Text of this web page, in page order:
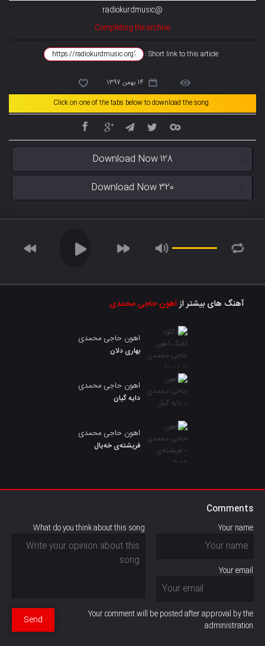
@radiokurdmusic
Completing the archive
Short link to this article :
14 بهمن 1397
Click on one of the tabs below to download the song
Download Now 128
Download Now 320
آهنگ های بیشتر ازاهون حاجی محمدی
اهون حاجی محمدی
بهاری دلان
اهون حاجی محمدی
دایه گیان
اهون حاجی محمدی
فریشتەی خەیال
Comments
Your name
Your email
What do you think about this song
Your comment will be posted after approval by the
administration
Send